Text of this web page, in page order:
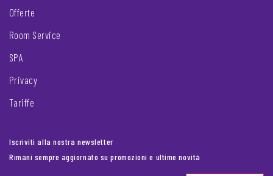
Offerte
Room Service
SPA
Privacy
Tariffe
Iscriviti alla nostra newsletter
Rimani sempre aggiornato su promozioni e ultime novità